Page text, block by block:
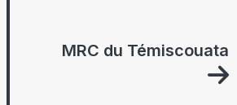
MRC du Témiscouata